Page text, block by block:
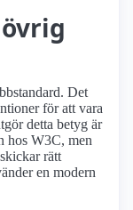
Det
för att vara
detta betyg är
hos W3C, men
rätt
en modern